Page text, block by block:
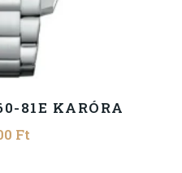
81E KARÓRA
Ft